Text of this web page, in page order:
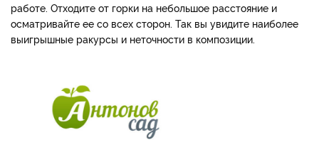
работе. Отходите от горки на небольшое расстояние и
осматривайте ее со всех сторон. Так вы увидите наиболее
выигрышные ракурсы и неточности в композиции.